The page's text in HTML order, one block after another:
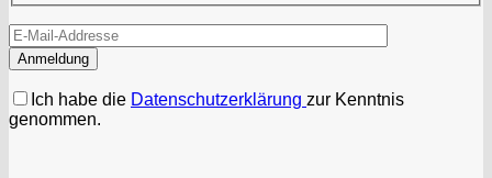
Ich habe die Datenschutzerklärung zur Kenntnis
genommen.